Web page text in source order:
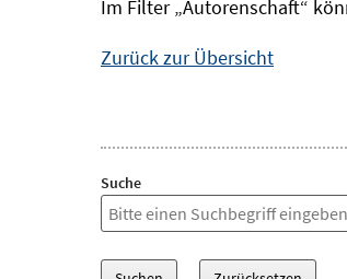
Im Filter „Autorenschaft“
Zurück zur Übersicht
Suche